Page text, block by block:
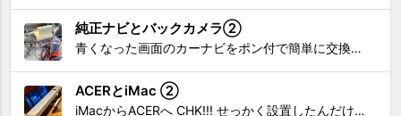
純正ナビとバックカメラ②
青くなった画面のカーナビをポン付で簡単に交換、出来ると思っていたら意外と闇多め!!!なDAY①から続く今回は、DAY②。 テスターで調べてみたのだが、結果的にバックカメラからナビ裏まで来てる、配線を見つけることが出来なかった前回。気付けば闇w。 さてさて、この頃のDVDナビ的なT...
ACERとiMac ②
iMacからACERへ CHK!!! せっかく設置したんだけど〜 画面が真っ暗じゃしょうがないわな。 元のACERモニターを再度、設置🔥 画面のチラツキ、乱れなど不具合、多めですが 見れないより良い。 iMacへ繋いだ時、疑問があった。 せっかくの解像度を生かしてないこと。 2...